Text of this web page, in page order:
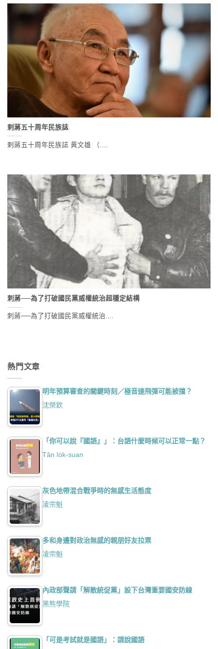
剌蔣五十周年民族誌
剌蔣五十周年民族誌 黃文雄 （....
刺蔣──為了打破國民黨威權統治超穩定結構
刺蔣──為了打破國民黨威權統治....
熱門文章
明年預算審查的關鍵時刻／極音速飛彈可能被擋？
沈榮欽
「你可以說『國語』」：台語什麼時候可以正常一點？
Tân Io̍k-suan
灰色地帶混合戰爭時的無感生活態度
凌宗魁
多和身邊對政治無感的親朋好友拉票
凌宗魁
內政部聲請「解散統促黨」設下台灣重要國安防線
黑熊學院
「可是考試就是國語」：請說國語